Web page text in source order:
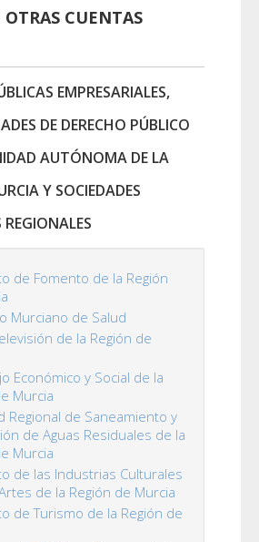
CUENTAS
EMPRESARIALES,
DE DERECHO PÚBLICO
AUTÓNOMA DE LA
Y SOCIEDADES
de Fomento de la Región
Murciano de Salud
de la Región de
Económico y Social de la
Murcia
Regional de Saneamiento y
de Aguas Residuales de la
Murcia
de las Industrias Culturales
de la Región de Murcia
de Turismo de la Región de